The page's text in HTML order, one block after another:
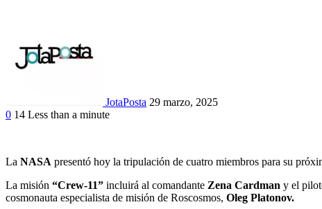
JotaPosta 29 marzo, 2025
0 14 Less than a minute
La NASA presentó hoy la tripulación de cuatro miembros para su
La misión “Crew-11” incluirá al comandante Zena Cardman y el
cosmonauta especialista de misión de Roscosmos, Oleg Platonov.